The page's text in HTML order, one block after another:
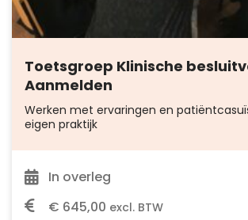
Toetsgroep Klinische
Aanmelden
Werken met ervaringen en
eigen praktijk
In overleg
€ 645,00 excl. BTW